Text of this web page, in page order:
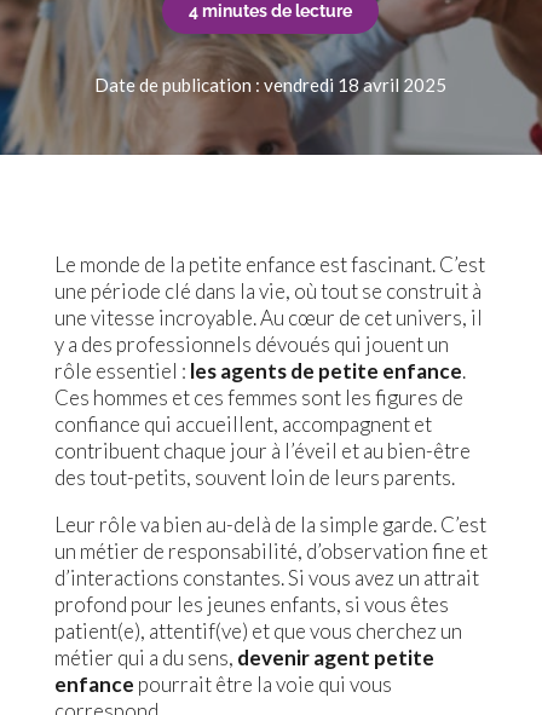
4 minutes de lecture
Date de publication : vendredi 18 avril 2025
Le monde de la petite enfance est fascinant. C’est
une période clé dans la vie, où tout se construit à
une vitesse incroyable. Au cœur de cet univers, il
y a des professionnels dévoués qui jouent un
rôle essentiel : les agents de petite enfance.
Ces hommes et ces femmes sont les figures de
confiance qui accueillent, accompagnent et
contribuent chaque jour à l’éveil et au bien-être
des tout-petits, souvent loin de leurs parents.
Leur rôle va bien au-delà de la simple garde. C’est
un métier de responsabilité, d’observation fine et
d’interactions constantes. Si vous avez un attrait
profond pour les jeunes enfants, si vous êtes
patient(e), attentif(ve) et que vous cherchez un
métier qui a du sens, devenir agent petite
enfance pourrait être la voie qui vous